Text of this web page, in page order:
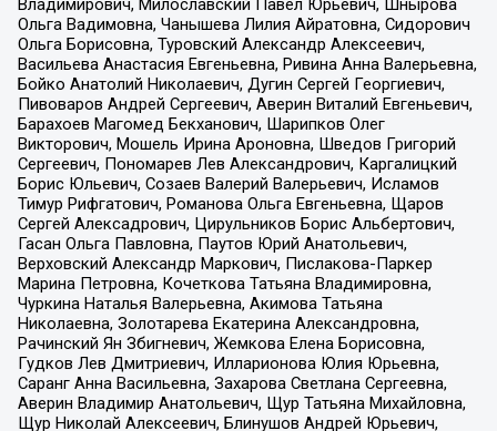
Владимирович, Милославский Павел Юрьевич, Шнырова
Ольга Вадимовна, Чанышева Лилия Айратовна, Сидорович
Ольга Борисовна, Туровский Александр Алексеевич,
Васильева Анастасия Евгеньевна, Ривина Анна Валерьевна,
Бойко Анатолий Николаевич, Дугин Сергей Георгиевич,
Пивоваров Андрей Сергеевич, Аверин Виталий Евгеньевич,
Барахоев Магомед Бекханович, Шарипков Олег
Викторович, Мошель Ирина Ароновна, Шведов Григорий
Сергеевич, Пономарев Лев Александрович, Каргалицкий
Борис Юльевич, Созаев Валерий Валерьевич, Исламов
Тимур Рифгатович, Романова Ольга Евгеньевна, Щаров
Сергей Алексадрович, Цирульников Борис Альбертович,
Гасан Ольга Павловна, Паутов Юрий Анатольевич,
Верховский Александр Маркович, Пислакова-Паркер
Марина Петровна, Кочеткова Татьяна Владимировна,
Чуркина Наталья Валерьевна, Акимова Татьяна
Николаевна, Золотарева Екатерина Александровна,
Рачинский Ян Збигневич, Жемкова Елена Борисовна,
Гудков Лев Дмитриевич, Илларионова Юлия Юрьевна,
Саранг Анна Васильевна, Захарова Светлана Сергеевна,
Аверин Владимир Анатольевич, Щур Татьяна Михайловна,
Щур Николай Алексеевич, Блинушов Андрей Юрьевич,